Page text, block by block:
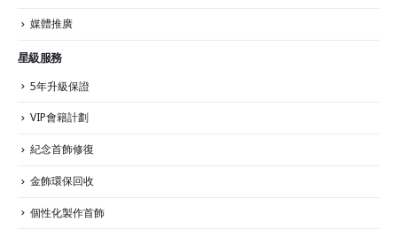
媒體推廣
星級服務
5年升級保證
VIP會籍計劃
紀念首飾修復
金飾環保回收
個性化製作首飾